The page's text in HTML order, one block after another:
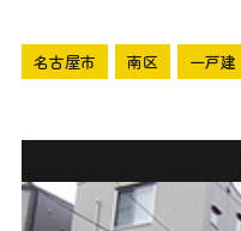
名古屋市 南区 一戸建